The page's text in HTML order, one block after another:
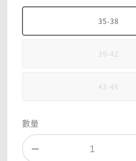
35-38
39-42
43-46
數量